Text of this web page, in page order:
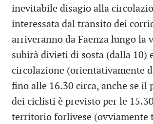
inevitabile disagio alla
interessata dal transito dei
arriveranno da Faenza lungo la
subirà divieti di sosta (dalla 10)
circolazione (orientativamente
fino alle 16.30 circa, anche se il
dei ciclisti è previsto per le
territorio forlivese (ovviamente